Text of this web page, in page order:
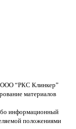
“РКС Клинкер”
материалов
информационный
положениями